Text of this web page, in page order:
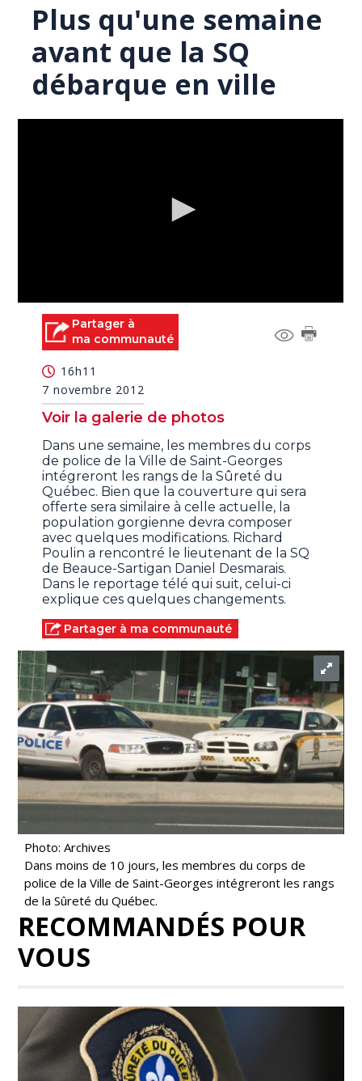
Plus qu'une semaine
avant que la SQ
débarque en ville
seconds Partager à
ma communauté
16h11
7 novembre 2012
Voir la galerie de photos
Dans une semaine, les membres du corps
de police de la Ville de Saint-Georges
intégreront les rangs de la Sûreté du
Québec. Bien que la couverture qui sera
offerte sera similaire à celle actuelle, la
population gorgienne devra composer
avec quelques modifications. Richard
Poulin a rencontré le lieutenant de la SQ
de Beauce-Sartigan Daniel Desmarais.
Dans le reportage télé qui suit, celui-ci
explique ces quelques changements.
Partager à ma communauté
Photo: Archives
Dans moins de 10 jours, les membres du corps de
police de la Ville de Saint-Georges intégreront les rangs
de la Sûreté du Québec.
RECOMMANDÉS POUR
VOUS